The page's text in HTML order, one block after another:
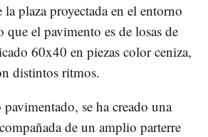
plaza proyectada en el entorno
que el pavimento es de losas de
60x40 en piezas color ceniza,
distintos ritmos.
se ha creado una
de un amplio parterre